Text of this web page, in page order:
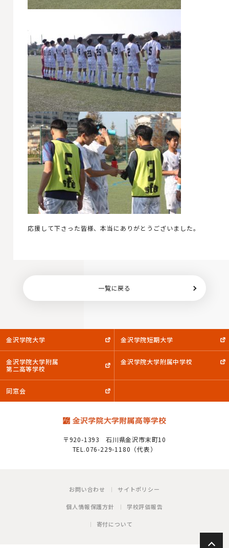
応援して下さった皆様、本当にありがとうございました。
一覧に戻る
金沢学院大学 金沢学院短期大学
金沢学院大学附属
第二高等学校
金沢学院大学附属中学校
同窓会
〒920-1393
石川県金沢市末町10
TEL.076-229-1180（代表）
お問い合わせ サイトポリシー
個人情報保護方針 学校評価報告
寄付について